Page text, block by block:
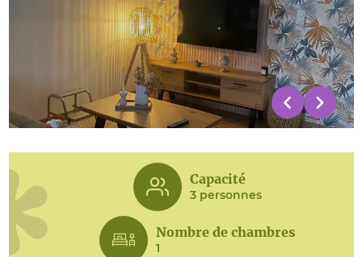
Capacité
3 personnes
Nombre de chambres
1